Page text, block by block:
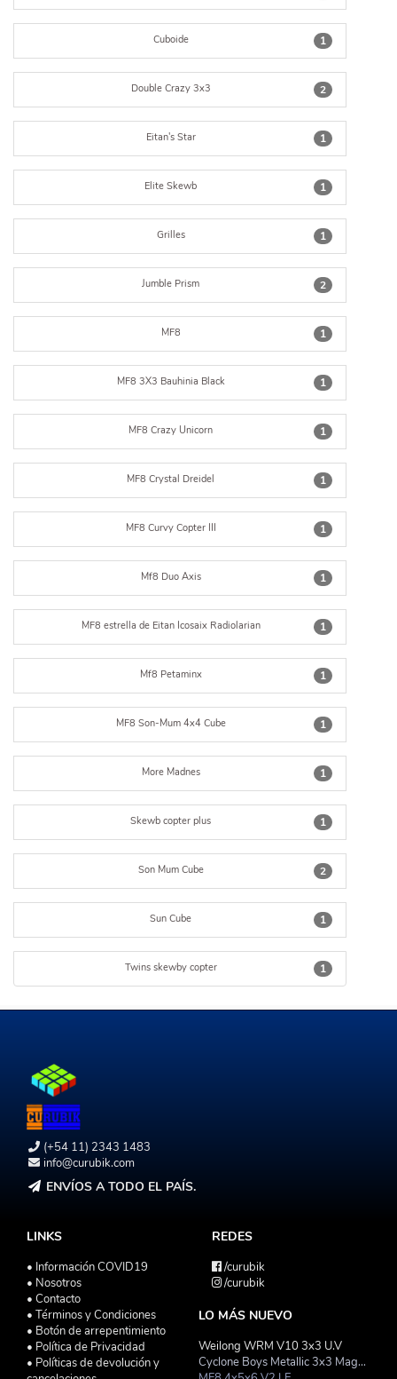
1
Cuboide
2
Double Crazy 3x3
1
Eitan's Star
1
Elite Skewb
1
Grilles
2
Jumble Prism
1
MF8
1
MF8 3X3 Bauhinia Black
1
MF8 Crazy Unicorn
1
MF8 Crystal Dreidel
1
MF8 Curvy Copter III
1
Mf8 Duo Axis
1
MF8 estrella de Eitan Icosaix Radiolarian
1
Mf8 Petaminx
1
MF8 Son-Mum 4x4 Cube
1
More Madnes
1
Skewb copter plus
2
Son Mum Cube
1
Sun Cube
1
Twins skewby copter
(+54 11) 2343 1483
info@curubik.com
ENVÍOS A TODO EL PAÍS.
LINKS
• Información COVID19
• Nosotros
• Contacto
• Términos y Condiciones
• Botón de arrepentimiento
• Política de Privacidad
• Políticas de devolución y
REDES
/curubik
/curubik
LO MÁS NUEVO
Weilong WRM V10 3x3 U.V
Cyclone Boys Metallic 3x3 Magnetico Macaron